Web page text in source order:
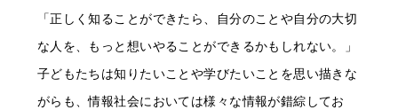
「正しく知ることができたら、自分のことや自分の大切
な人を、もっと想いやることができるかもしれない。」
子どもたちは知りたいことや学びたいことを思い描きな
がらも、情報社会においては様々な情報が錯綜してお